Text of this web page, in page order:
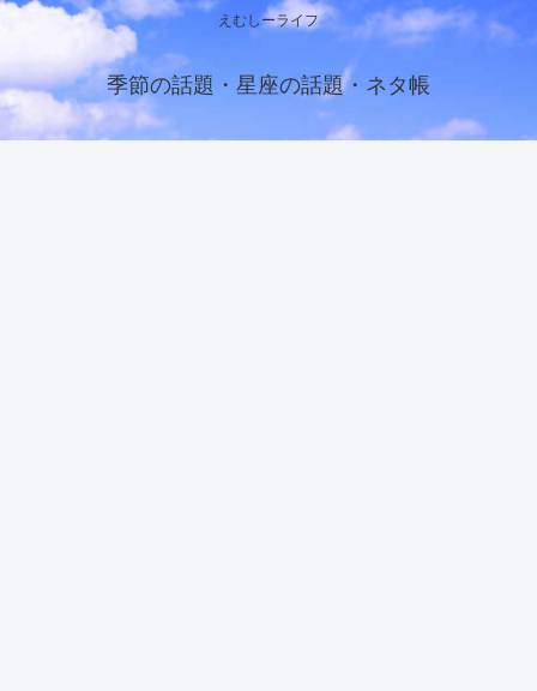
えむしーライフ
季節の話題・星座の話題・ネタ帳